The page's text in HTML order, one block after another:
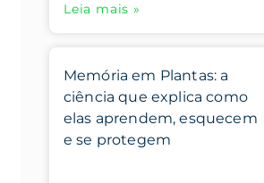
Leia mais »
Memória em Plantas: a
ciência que explica como
elas aprendem, esquecem
e se protegem